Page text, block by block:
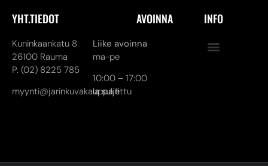
YHT.TIEDOT
Kuninkaankatu 8
26100 Rauma
P. (02) 8225 785
myynti@jarinkuvakauppa.fi
AVOINNA
Liike avoinna
ma-pe
10:00 – 17:00
la suljettu
INFO